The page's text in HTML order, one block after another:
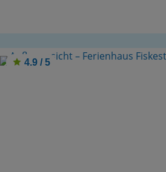
4.9 / 5